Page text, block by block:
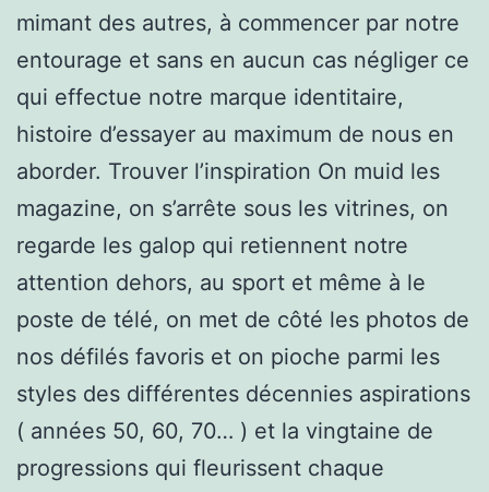
mimant des autres, à commencer par notre
entourage et sans en aucun cas négliger ce
qui effectue notre marque identitaire,
histoire d’essayer au maximum de nous en
aborder. Trouver l’inspiration On muid les
magazine, on s’arrête sous les vitrines, on
regarde les galop qui retiennent notre
attention dehors, au sport et même à le
poste de télé, on met de côté les photos de
nos défilés favoris et on pioche parmi les
styles des différentes décennies aspirations
( années 50, 60, 70… ) et la vingtaine de
progressions qui fleurissent chaque